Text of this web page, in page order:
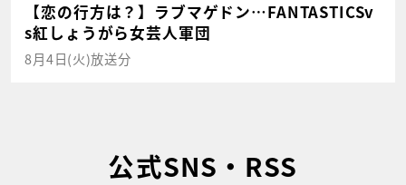
【恋の行方は？】ラブマゲドン…FANTASTICSv
s紅しょうがら女芸人軍団
8月4日(火)放送分
公式SNS・RSS